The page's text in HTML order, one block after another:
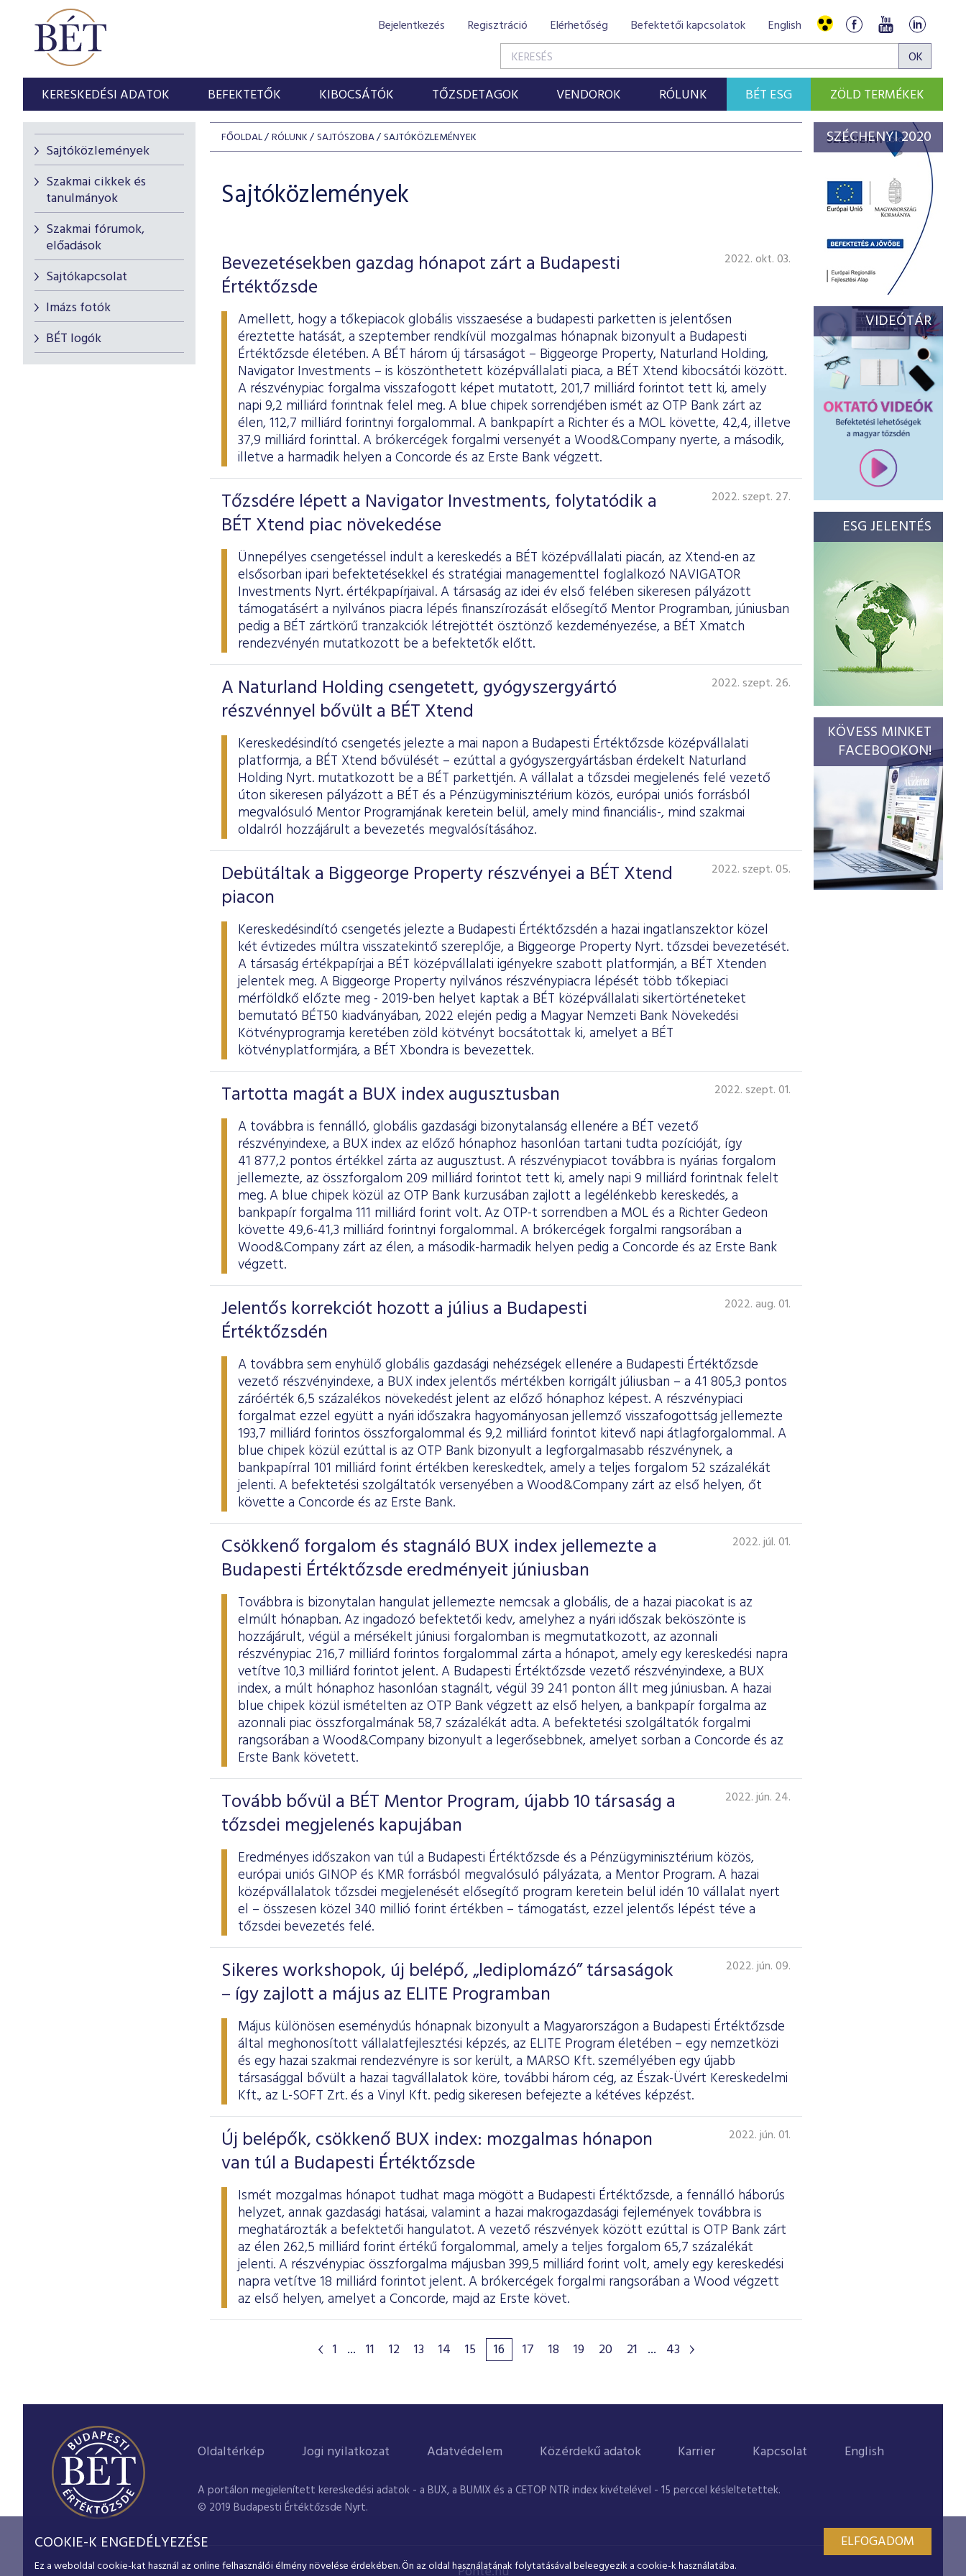
Bejelentkezés Regisztráció Elérhetőség Befektetői kapcsolatok English
KERESKEDÉSI ADATOK BEFEKTETŐK KIBOCSÁTÓK TŐZSDETAGOK VENDOROK RÓLUNK BÉT ESG ZÖLD TERMÉKEK
Sajtóközlemények
Szakmai cikkek és
tanulmányok
Szakmai fórumok,
előadások
Sajtókapcsolat
Imázs fotók
BÉT logók
FŐOLDAL RÓLUNK SAJTÓSZOBA SAJTÓKÖZLEMÉNYEK
Sajtóközlemények
Bevezetésekben gazdag hónapot zárt a Budapesti
Értéktőzsde
2022. okt. 03.
Amellett, hogy a tőkepiacok globális visszaesése a budapesti parketten is jelentősen
éreztette hatását, a szeptember rendkívül mozgalmas hónapnak bizonyult a Budapesti
Értéktőzsde életében. A BÉT három új társaságot – Biggeorge Property, Naturland Holding,
Navigator Investments – is köszönthetett középvállalati piaca, a BÉT Xtend kibocsátói között.
A részvénypiac forgalma visszafogott képet mutatott, 201,7 milliárd forintot tett ki, amely
napi 9,2 milliárd forintnak felel meg. A blue chipek sorrendjében ismét az OTP Bank zárt az
élen, 112,7 milliárd forintnyi forgalommal. A bankpapírt a Richter és a MOL követte, 42,4, illetve
37,9 milliárd forinttal. A brókercégek forgalmi versenyét a Wood&Company nyerte, a második,
illetve a harmadik helyen a Concorde és az Erste Bank végzett.
Tőzsdére lépett a Navigator Investments, folytatódik a
BÉT Xtend piac növekedése
2022. szept. 27.
Ünnepélyes csengetéssel indult a kereskedés a BÉT középvállalati piacán, az Xtend-en az
elsősorban ipari befektetésekkel és stratégiai managementtel foglalkozó NAVIGATOR
Investments Nyrt. értékpapírjaival. A társaság az idei év első felében sikeresen pályázott
támogatásért a nyilvános piacra lépés finanszírozását elősegítő Mentor Programban, júniusban
pedig a BÉT zártkörű tranzakciók létrejöttét ösztönző kezdeményezése, a BÉT Xmatch
rendezvényén mutatkozott be a befektetők előtt.
A Naturland Holding csengetett, gyógyszergyártó
részvénnyel bővült a BÉT Xtend
2022. szept. 26.
Kereskedésindító csengetés jelezte a mai napon a Budapesti Értéktőzsde középvállalati
platformja, a BÉT Xtend bővülését – ezúttal a gyógyszergyártásban érdekelt Naturland
Holding Nyrt. mutatkozott be a BÉT parkettjén. A vállalat a tőzsdei megjelenés felé vezető
úton sikeresen pályázott a BÉT és a Pénzügyminisztérium közös, európai uniós forrásból
megvalósuló Mentor Programjának keretein belül, amely mind financiális-, mind szakmai
oldalról hozzájárult a bevezetés megvalósításához.
Debütáltak a Biggeorge Property részvényei a BÉT Xtend
piacon
2022. szept. 05.
Kereskedésindító csengetés jelezte a Budapesti Értéktőzsdén a hazai ingatlanszektor közel
két évtizedes múltra visszatekintő szereplője, a Biggeorge Property Nyrt. tőzsdei bevezetését.
A társaság értékpapírjai a BÉT középvállalati igényekre szabott platformján, a BÉT Xtenden
jelentek meg. A Biggeorge Property nyilvános részvénypiacra lépését több tőkepiaci
mérföldkő előzte meg - 2019-ben helyet kaptak a BÉT középvállalati sikertörténeteket
bemutató BÉT50 kiadványában, 2022 elején pedig a Magyar Nemzeti Bank Növekedési
Kötvényprogramja keretében zöld kötvényt bocsátottak ki, amelyet a BÉT
kötvényplatformjára, a BÉT Xbondra is bevezettek.
Tartotta magát a BUX index augusztusban 2022. szept. 01.
A továbbra is fennálló, globális gazdasági bizonytalanság ellenére a BÉT vezető
részvényindexe, a BUX index az előző hónaphoz hasonlóan tartani tudta pozícióját, így
41 877,2 pontos értékkel zárta az augusztust. A részvénypiacot továbbra is nyárias forgalom
jellemezte, az összforgalom 209 milliárd forintot tett ki, amely napi 9 milliárd forintnak felelt
meg. A blue chipek közül az OTP Bank kurzusában zajlott a legélénkebb kereskedés, a
bankpapír forgalma 111 milliárd forint volt. Az OTP-t sorrendben a MOL és a Richter Gedeon
követte 49,6-41,3 milliárd forintnyi forgalommal. A brókercégek forgalmi rangsorában a
Wood&Company zárt az élen, a második-harmadik helyen pedig a Concorde és az Erste Bank
végzett.
Jelentős korrekciót hozott a július a Budapesti
Értéktőzsdén
2022. aug. 01.
A továbbra sem enyhülő globális gazdasági nehézségek ellenére a Budapesti Értéktőzsde
vezető részvényindexe, a BUX index jelentős mértékben korrigált júliusban – a 41 805,3 pontos
záróérték 6,5 százalékos növekedést jelent az előző hónaphoz képest. A részvénypiaci
forgalmat ezzel együtt a nyári időszakra hagyományosan jellemző visszafogottság jellemezte
193,7 milliárd forintos összforgalommal és 9,2 milliárd forintot kitevő napi átlagforgalommal. A
blue chipek közül ezúttal is az OTP Bank bizonyult a legforgalmasabb részvénynek, a
bankpapírral 101 milliárd forint értékben kereskedtek, amely a teljes forgalom 52 százalékát
jelenti. A befektetési szolgáltatók versenyében a Wood&Company zárt az első helyen, őt
követte a Concorde és az Erste Bank.
Csökkenő forgalom és stagnáló BUX index jellemezte a
Budapesti Értéktőzsde eredményeit júniusban
2022. júl. 01.
Továbbra is bizonytalan hangulat jellemezte nemcsak a globális, de a hazai piacokat is az
elmúlt hónapban. Az ingadozó befektetői kedv, amelyhez a nyári időszak beköszönte is
hozzájárult, végül a mérsékelt júniusi forgalomban is megmutatkozott, az azonnali
részvénypiac 216,7 milliárd forintos forgalommal zárta a hónapot, amely egy kereskedési napra
vetítve 10,3 milliárd forintot jelent. A Budapesti Értéktőzsde vezető részvényindexe, a BUX
index, a múlt hónaphoz hasonlóan stagnált, végül 39 241 ponton állt meg júniusban. A hazai
blue chipek közül ismételten az OTP Bank végzett az első helyen, a bankpapír forgalma az
azonnali piac összforgalmának 58,7 százalékát adta. A befektetési szolgáltatók forgalmi
rangsorában a Wood&Company bizonyult a legerősebbnek, amelyet sorban a Concorde és az
Erste Bank követett.
Tovább bővül a BÉT Mentor Program, újabb 10 társaság a
tőzsdei megjelenés kapujában
2022. jún. 24.
Eredményes időszakon van túl a Budapesti Értéktőzsde és a Pénzügyminisztérium közös,
európai uniós GINOP és KMR forrásból megvalósuló pályázata, a Mentor Program. A hazai
középvállalatok tőzsdei megjelenését elősegítő program keretein belül idén 10 vállalat nyert
el – összesen közel 340 millió forint értékben – támogatást, ezzel jelentős lépést téve a
tőzsdei bevezetés felé.
Sikeres workshopok, új belépő, „lediplomázó” társaságok
– így zajlott a május az ELITE Programban
2022. jún. 09.
Május különösen eseménydús hónapnak bizonyult a Magyarországon a Budapesti Értéktőzsde
által meghonosított vállalatfejlesztési képzés, az ELITE Program életében – egy nemzetközi
és egy hazai szakmai rendezvényre is sor került, a MARSO Kft. személyében egy újabb
társasággal bővült a hazai tagvállalatok köre, további három cég, az Észak-Üvért Kereskedelmi
Kft., az L-SOFT Zrt. és a Vinyl Kft. pedig sikeresen befejezte a kétéves képzést.
Új belépők, csökkenő BUX index: mozgalmas hónapon
van túl a Budapesti Értéktőzsde
2022. jún. 01.
Ismét mozgalmas hónapot tudhat maga mögött a Budapesti Értéktőzsde, a fennálló háborús
helyzet, annak gazdasági hatásai, valamint a hazai makrogazdasági fejlemények továbbra is
meghatározták a befektetői hangulatot. A vezető részvények között ezúttal is OTP Bank zárt
az élen 262,5 milliárd forint értékű forgalommal, amely a teljes forgalom 65,7 százalékát
jelenti. A részvénypiac összforgalma májusban 399,5 milliárd forint volt, amely egy kereskedési
napra vetítve 18 milliárd forintot jelent. A brókercégek forgalmi rangsorában a Wood végzett
az első helyen, amelyet a Concorde, majd az Erste követ.
1 ... 11 12 13 14 15 16 17 18 19 20 21 ... 43
SZÉCHENYI 2020
VIDEÓTÁR
ESG JELENTÉS
KÖVESS MINKET
FACEBOOKON!
Oldaltérkép Jogi nyilatkozat Adatvédelem Közérdekű adatok Karrier Kapcsolat English
A portálon megjelenített kereskedési adatok - a BUX, a BUMIX és a CETOP NTR index kivételével - 15 perccel késleltetettek.
© 2019 Budapesti Értéktőzsde Nyrt.
COOKIE-K ENGEDÉLYEZÉSE
Ez a weboldal cookie-kat használ az online felhasználói élmény növelése érdekében. Ön az oldal használatának folytatásával beleegyezik a cookie-k használatába.
ELFOGADOM